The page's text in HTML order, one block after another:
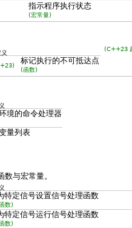
指示程序执行状态
(宏常量)
标记执行的不可抵达点
(函数)
(C++23
境的命令处理器
量列表
与宏常量。
特定信号设置信号处理函数
数)
特定信号运行信号处理函数
数)